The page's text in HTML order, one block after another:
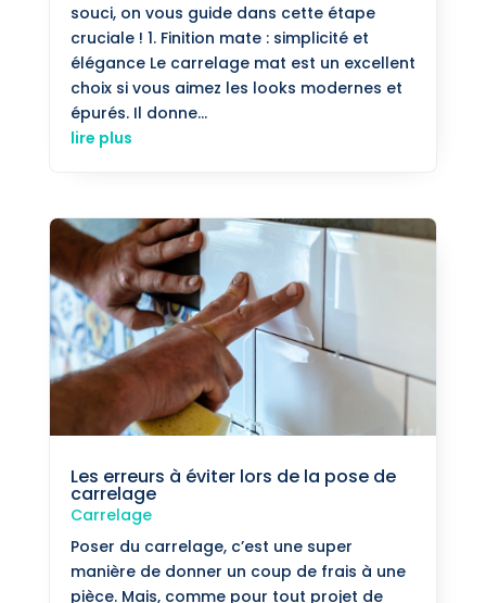
souci, on vous guide dans cette étape
cruciale ! 1. Finition mate : simplicité et
élégance Le carrelage mat est un excellent
choix si vous aimez les looks modernes et
épurés. Il donne...
lire plus
Les erreurs à éviter lors de la pose de
carrelage
Carrelage
Poser du carrelage, c’est une super
manière de donner un coup de frais à une
pièce. Mais, comme pour tout projet de